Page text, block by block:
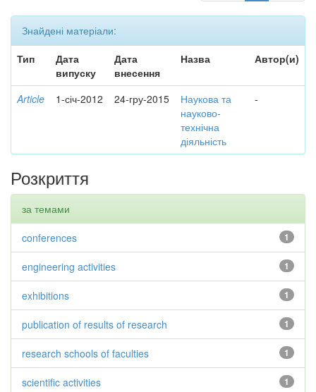
Знайдені матеріали:
Тип
Дата
випуску
Дата
внесення
Назва Автор(и)
Article 1-січ-2012 24-гру-2015
Наукова та
науково-
технічна
діяльність
-
Розкриття
за темами
1
conferences
1
engineering activities
1
exhibitions
1
publication of results of research
1
research schools of faculties
1
scientific activities